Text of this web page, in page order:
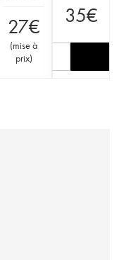
27€
(mise à
prix)
35€